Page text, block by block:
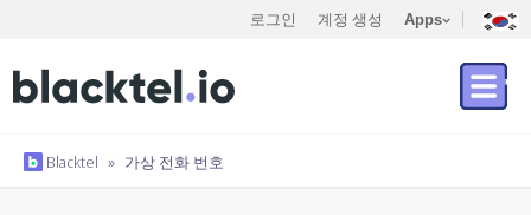
로그인 계정 생성 Apps
Blacktel » 가상 전화 번호